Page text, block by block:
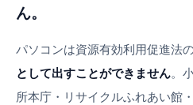
ん。
パソコンは資源有効利用促進法
として出すことができません。
所本庁・リサイクルふれあい館